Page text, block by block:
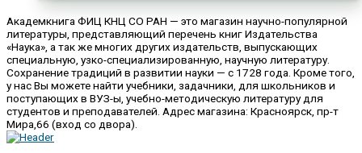
Академкнига ФИЦ КНЦ СО РАН — это магазин научно-популярной
литературы, представляющий перечень книг Издательства
«Наука», а так же многих других издательств, выпускающих
специальную, узко-специализированную, научную литературу.
Сохранение традиций в развитии науки — с 1728 года. Кроме того,
у нас Вы можете найти учебники, задачники, для школьников и
поступающих в ВУЗ-ы, учебно-методическую литературу для
студентов и преподавателей. Адрес магазина: Красноярск, пр-т
Мира,66 (вход со двора).